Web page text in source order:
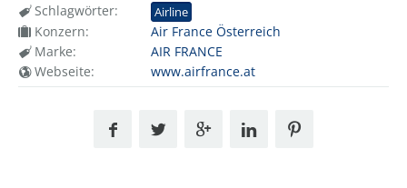
Schlagwörter:
Airline
Konzern:
Air France Österreich
Marke:
AIR FRANCE
Webseite:
www.airfrance.at